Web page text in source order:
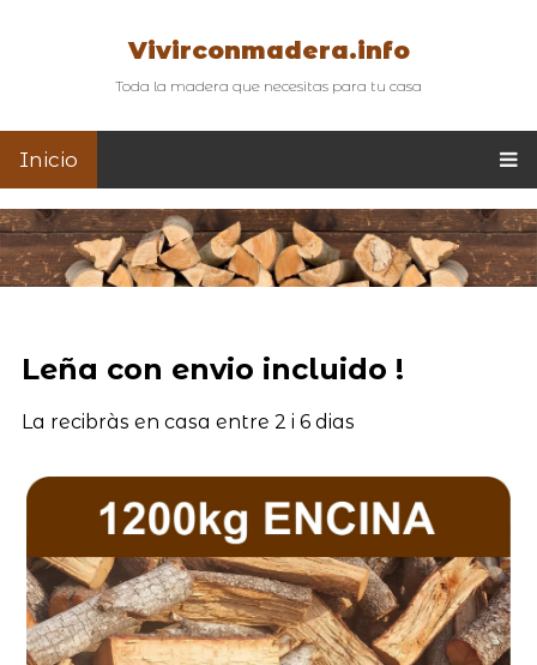
Vivirconmadera.info
Toda la madera que necesitas para tu casa
Inicio
Leña con envio incluido !
La recibràs en casa entre 2 i 6 dias